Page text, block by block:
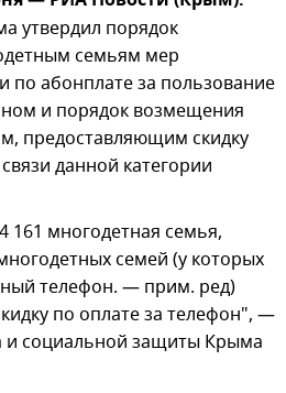
утвердил порядок
семьям мер
по абонплате за пользование
и порядок возмещения
предоставляющим скидку
данной категории
многодетная семья,
семей (у которых
телефон. — прим. ред)
по оплате за телефон", —
и социальной защиты Крыма